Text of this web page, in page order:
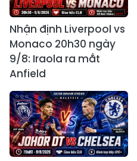
Nhận định Liverpool vs
Monaco 20h30 ngày
9/8: Iraola ra mắt
Anfield